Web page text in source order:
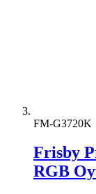
FM-G3720K
Frisby
RGB